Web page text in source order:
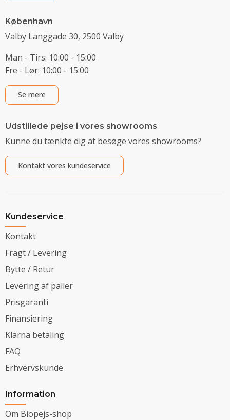
København
Valby Langgade 30, 2500 Valby
Man - Tirs: 10:00 - 15:00
Fre - Lør: 10:00 - 15:00
Se mere
Udstillede pejse i vores showrooms
Kunne du tænkte dig at besøge vores showrooms?
Kontakt vores kundeservice
Kundeservice
Kontakt
Fragt / Levering
Bytte / Retur
Levering af paller
Prisgaranti
Finansiering
Klarna betaling
FAQ
Erhvervskunde
Information
Om Biopejs-shop